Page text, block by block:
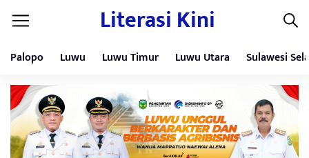
Literasi Kini
Palopo Luwu Luwu Timur Luwu Utara Sulawesi